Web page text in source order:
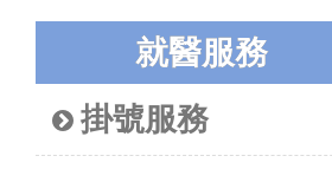
就醫服務
掛號服務